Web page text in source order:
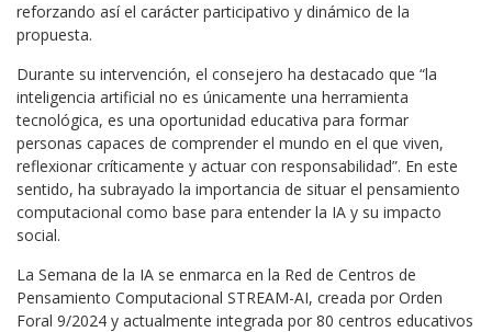
reforzando así el carácter participativo y dinámico de la
propuesta.
Durante su intervención, el consejero ha destacado que “la
inteligencia artificial no es únicamente una herramienta
tecnológica, es una oportunidad educativa para formar
personas capaces de comprender el mundo en el que viven,
reflexionar críticamente y actuar con responsabilidad”. En este
sentido, ha subrayado la importancia de situar el pensamiento
computacional como base para entender la IA y su impacto
social.
La Semana de la IA se enmarca en la Red de Centros de
Pensamiento Computacional STREAM-AI, creada por Orden
Foral 9/2024 y actualmente integrada por 80 centros educativos